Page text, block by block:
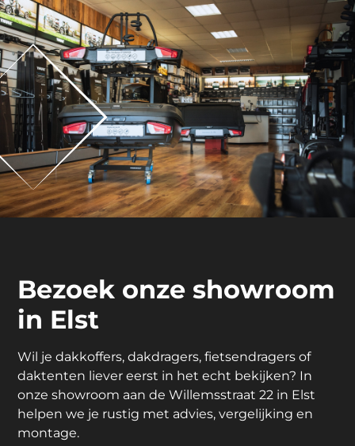
Bezoek onze showroom
in Elst
Wil je dakkoffers, dakdragers, fietsendragers of
daktenten liever eerst in het echt bekijken? In
onze showroom aan de Willemsstraat 22 in Elst
helpen we je rustig met advies, vergelijking en
montage.